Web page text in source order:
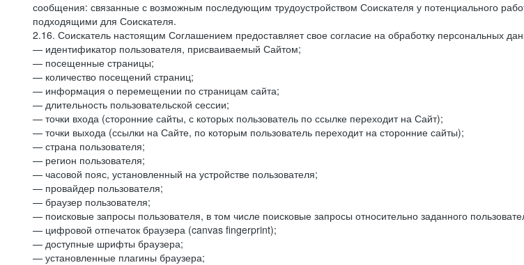
сообщения: связанные с возможным последующим трудоустройством Соискателя у потенциального
подходящими для Соискателя.
2.16. Соискатель настоящим Соглашением предоставляет свое согласие на обработку персональных
— идентификатор пользователя, присваиваемый Сайтом;
— посещенные страницы;
— количество посещений страниц;
— информация о перемещении по страницам сайта;
— длительность пользовательской сессии;
— точки входа (сторонние сайты, с которых пользователь по ссылке переходит на Сайт);
— точки выхода (ссылки на Сайте, по которым пользователь переходит на сторонние сайты);
— страна пользователя;
— регион пользователя;
— часовой пояс, установленный на устройстве пользователя;
— провайдер пользователя;
— браузер пользователя;
— поисковые запросы пользователя, в том числе поисковые запросы относительно заданного
— цифровой отпечаток браузера (canvas fingerprint);
— доступные шрифты браузера;
— установленные плагины браузера;